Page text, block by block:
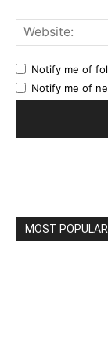
Notify me of
Notify me of
MOST POPULAR